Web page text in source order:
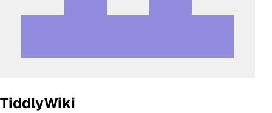
TiddlyWiki